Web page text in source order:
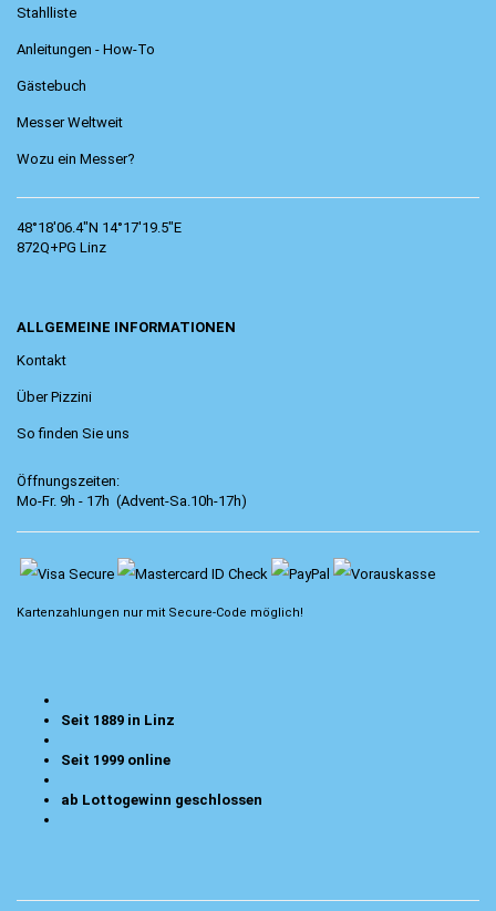
Stahlliste
Anleitungen - How-To
Gästebuch
Messer Weltweit
Wozu ein Messer?
48°18'06.4"N 14°17'19.5"E
872Q+PG Linz
ALLGEMEINE INFORMATIONEN
Kontakt
Über Pizzini
So finden Sie uns
Öffnungszeiten:
Mo-Fr. 9h - 17h (Advent-Sa.10h-17h)
Kartenzahlungen nur mit Secure-Code möglich!
Seit 1889 in Linz
Seit 1999 online
ab Lottogewinn geschlossen